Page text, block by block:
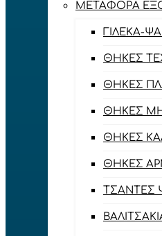
ΜΕΤΑΦΟΡΆ
ΓΙΛΈΚΑ-
ΘΉΚΕΣ
ΘΉΚΕΣ
ΘΉΚΕΣ
ΘΉΚΕΣ
ΘΉΚΕΣ
ΤΣΆΝΤΕΣ